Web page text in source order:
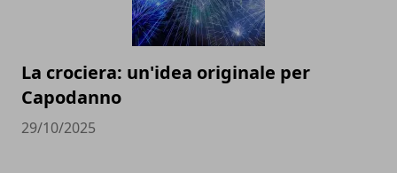
La crociera: un'idea originale per
Capodanno
29/10/2025